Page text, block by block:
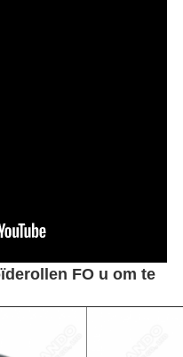
FO u om te